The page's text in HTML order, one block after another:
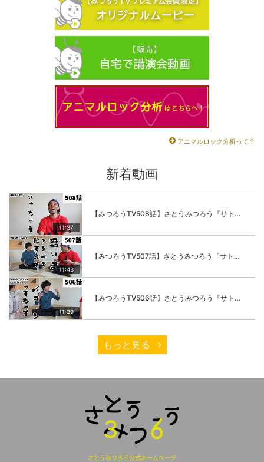
アニマルロック分析って？
新着動画
11:37
【みつろうTV508話】さとうみつろう『サトレル男塾』編④「“毎日”が変わります。楽しく」
11:43
【みつろうTV507話】さとうみつろう『サトレル男塾』編③「快楽は“自分のカラダの内側”にしかない」
11:39
【みつろうTV506話】さとうみつろう『サトレル男塾』編②「不思議な棒をお尻に…」
もっと見る
さとうみつろう公式ホームページ